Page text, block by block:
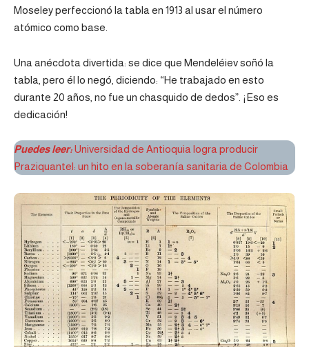
Moseley perfeccionó la tabla en 1913 al usar el número
atómico como base.
Una anécdota divertida: se dice que Mendeléiev soñó la
tabla, pero él lo negó, diciendo: “He trabajado en esto
durante 20 años, no fue un chasquido de dedos”. ¡Eso es
dedicación!
Puedes leer:Universidad de Antioquia logra producir
Praziquantel: un hito en la soberanía sanitaria de Colombia